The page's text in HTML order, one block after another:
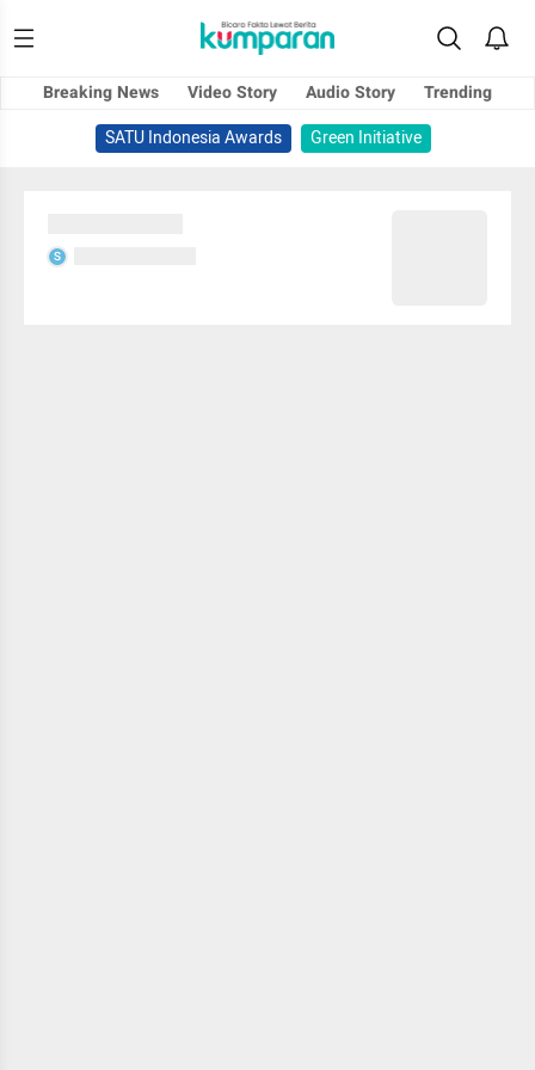
Breaking News Video Story Audio Story
Trending
SATU Indonesia Awards
Green Initiative
S